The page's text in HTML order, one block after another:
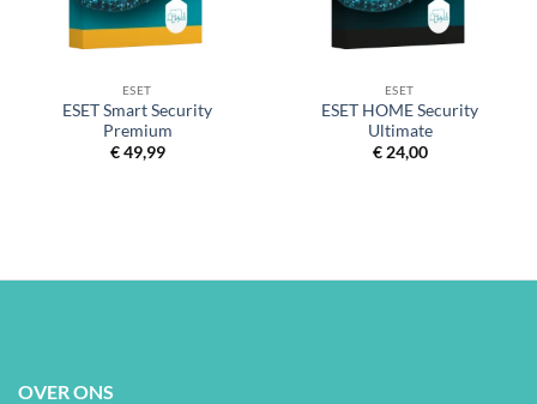
ESET
ESET Smart Security
Premium
€49,99
ESET
ESET HOME Security
Ultimate
€24,00
OVER ONS